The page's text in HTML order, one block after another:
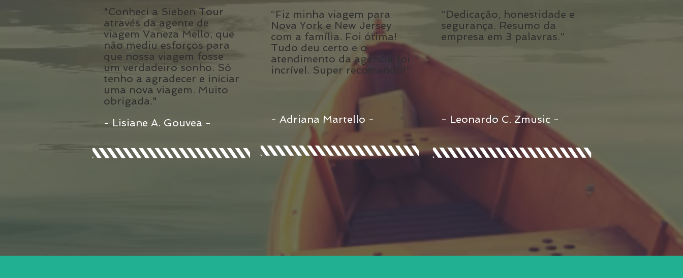
"Conheci a Sieben Tour
através da agente de
viagem Vaneza Mello, que
não mediu esforços para
que nossa viagem fosse
um verdadeiro sonho. Só
tenho a agradecer e iniciar
uma nova viagem. Muito
obrigada."
- Lisiane A. Gouvea -
“Fiz minha viagem para
Nova York e New Jersey
com a família. Foi ótima!
Tudo deu certo e o
atendimento da agência foi
incrível. Super recomendo!”
- Adriana Martello -
“Dedicação, honestidade e
segurança. Resumo da
empresa em 3 palavras.”
- Leonardo C. Zmusic -